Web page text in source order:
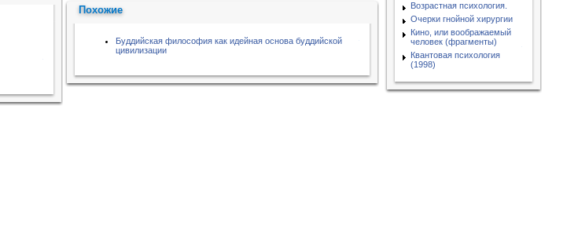
Похожие
Буддийская философия как идейная основа буддийской
цивилизации
Возрастная психология.
Очерки гнойной хирургии
Кино, или воображаемый
человек (фрагменты)
Квантовая психология
(1998)